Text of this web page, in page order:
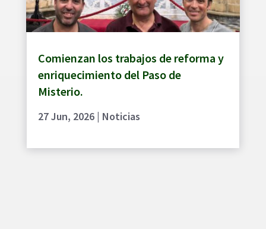
Comienzan los trabajos de reforma y
enriquecimiento del Paso de
Misterio.
27 Jun, 2026| Noticias